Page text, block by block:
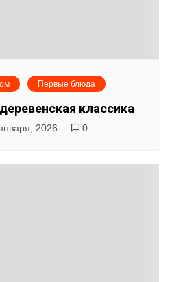
Первые блюда
классика
2026 0